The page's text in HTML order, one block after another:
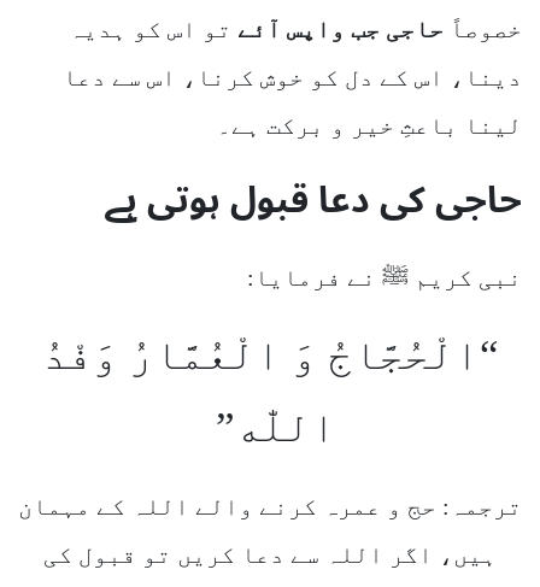
خصوصاً حاجی جب واپس آئے تو اس کو ہدیہ
دینا، اس کے دل کو خوش کرنا، اس سے دعا
لینا باعثِ خیر و برکت ہے۔
حاجی کی دعا قبول ہوتی ہے
نبی کریم ﷺ نے فرمایا:
“الْحُجَّاجُ وَ الْعُمَّارُ وَفْدُ
اللّٰه”
ترجمہ: حج و عمرہ کرنے والے اللہ کے مہمان
ہیں، اگر اللہ سے دعا کریں تو قبول کی